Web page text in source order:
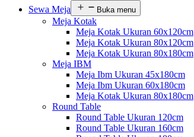
Sewa Meja
Buka menu
Meja Kotak
Meja Kotak Ukuran 60x120cm
Meja Kotak Ukuran 80x120cm
Meja Kotak Ukuran 80x180cm
Meja IBM
Meja Ibm Ukuran 45x180cm
Meja Ibm Ukuran 60x180cm
Meja Kotak Ukuran 80x180cm
Round Table
Round Table Ukuran 120cm
Round Table Ukuran 160cm